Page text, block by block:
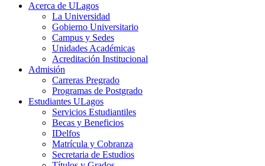
Acerca de ULagos
La Universidad
Gobierno Universitario
Campus y Sedes
Unidades Académicas
Acreditación Institucional
Admisión
Carreras Pregrado
Programas de Postgrado
Estudiantes ULagos
Servicios Estudiantiles
Becas y Beneficios
IDelfos
Matrícula y Cobranza
Secretaria de Estudios